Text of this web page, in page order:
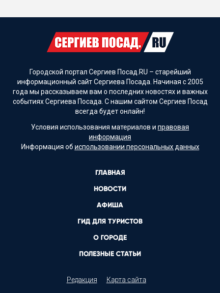
Городской портал Сергиев Посад.RU – старейший
информационный сайт Сергиева Посада. Начиная с 2005
года мы рассказываем вам о последних новостях и важных
событиях Сергиева Посада. С нашим сайтом Сергиев Посад
всегда будет онлайн!
Условия использования материалов и правовая
информация
Информация об использовании персональных данных
ГЛАВНАЯ
НОВОСТИ
АФИША
ГИД ДЛЯ ТУРИСТОВ
О ГОРОДЕ
ПОЛЕЗНЫЕ СТАТЬИ
Редакция Карта сайта